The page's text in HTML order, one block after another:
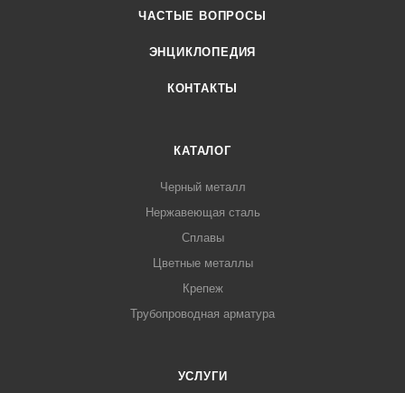
ЧАСТЫЕ ВОПРОСЫ
ЭНЦИКЛОПЕДИЯ
КОНТАКТЫ
КАТАЛОГ
Черный металл
Нержавеющая сталь
Сплавы
Цветные металлы
Крепеж
Трубопроводная арматура
УСЛУГИ